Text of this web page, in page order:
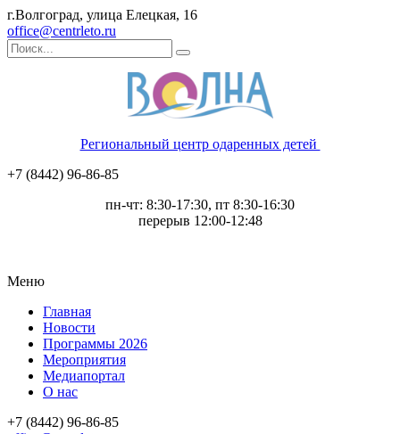
г.Волгоград, улица Елецкая, 16
office@centrleto.ru
Региональный центр одаренных детей
+7 (8442) 96-86-85
пн-чт: 8:30-17:30, пт 8:30-16:30
перерыв 12:00-12:48
Меню
Главная
Новости
Программы 2026
Мероприятия
Медиапортал
О нас
+7 (8442) 96-86-85